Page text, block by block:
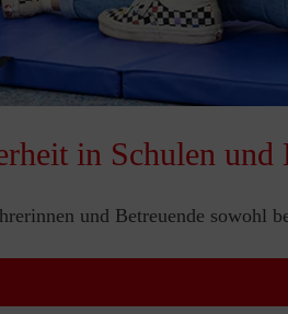
in Schulen und
und Betreuende sowohl